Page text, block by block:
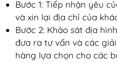
Bước 1: Tiếp nhận yêu
và xin lại địa chỉ của
Bước 2: Khảo sát địa
đưa ra tư vấn và các
hàng lựa chọn cho các